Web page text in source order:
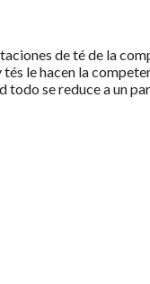
de té de la
le hacen la
se reduce a un